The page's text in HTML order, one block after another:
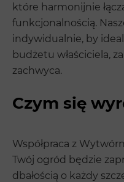
które harmonijnie
funkcjonalnością.
indywidualnie, by
budżetu właściciela,
zachwyca.
Czym się
Współpraca z
Twój ogród będzie
dbałością o każdy